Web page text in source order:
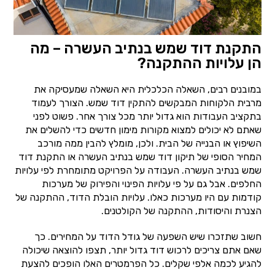
התקנת דוד שמש בנתיב העשרה – מה
הן עלויות ההתקנה?
במובנים רבים, השאלה הכלכלית היא השאלה שמעסיקה את
מרבית הלקוחות המבקשים להתקין דוד שמש. הצורך לעמוד
בתקציב העבודות הוא גדול יותר מכל צורך אחר. פשוט לפני
שאתם לא יכולים למצוא מקורות מימון חדשים כדי להשלים את
השיפוץ או הבנייה של הבית. ולכן, מומלץ להבין ממה מורכב
המחיר הסופי של תיקון דוד שמש בנתיב העשרה או התקנת דוד
שמש בנתיב העשרה. העבודה על הפרויקט מתומחרת לפי עלויות
החלפים. אבל גם על פי עלויות הפינוי והפירוק של מערכות
קודמות עם היו מערכות כאלו. עלויות הובלת הדוד, ההתקנה של
הצנרת והיסודות, ההתקנה של הקולטנים.
חשוב שתזכרו שיש השפעה של גודל הדוד על המחירים. כך
שאם אתם צריכים לרכוש דוד גדול יותר, תצפו להוצאה שיכולה
להגיע לכמה אלפי שקלים. כל הפרמטרים האלו הופכים להצעת